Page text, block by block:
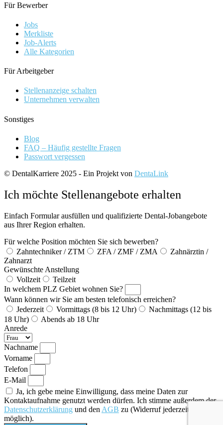
Für Bewerber
Jobs
Merkliste
Job-Alerts
Alle Kategorien
Für Arbeitgeber
Stellenanzeige schalten
Unternehmen verwalten
Sonstiges
Blog
FAQ – Häufig gestellte Fragen
Passwort vergessen
© DentalKarriere 2025 - Ein Projekt von DentaLink
Ich möchte Stellenangebote erhalten
Einfach Formular ausfüllen und qualifizierte Dental-Jobangebote
aus Ihrer Region erhalten.
Für welche Position möchten Sie sich bewerben?
Zahntechniker / ZTM
ZFA / ZMF / ZMA
Zahnärztin /
Zahnarzt
Gewünschte Anstellung
Vollzeit
Teilzeit
In welchem PLZ Gebiet wohnen Sie?
Wann können wir Sie am besten telefonisch erreichen?
Jederzeit
Vormittags (8 bis 12 Uhr)
Nachmittags (12 bis
18 Uhr)
Abends ab 18 Uhr
Anrede
Nachname
Vorname
Telefon
E-Mail
Ja, ich gebe meine Einwilligung, dass meine Daten zur
Kontaktaufnahme genutzt werden dürfen. Ich stimme außerdem der
Datenschutzerklärung und den AGB zu (Widerruf jederzeit
möglich).